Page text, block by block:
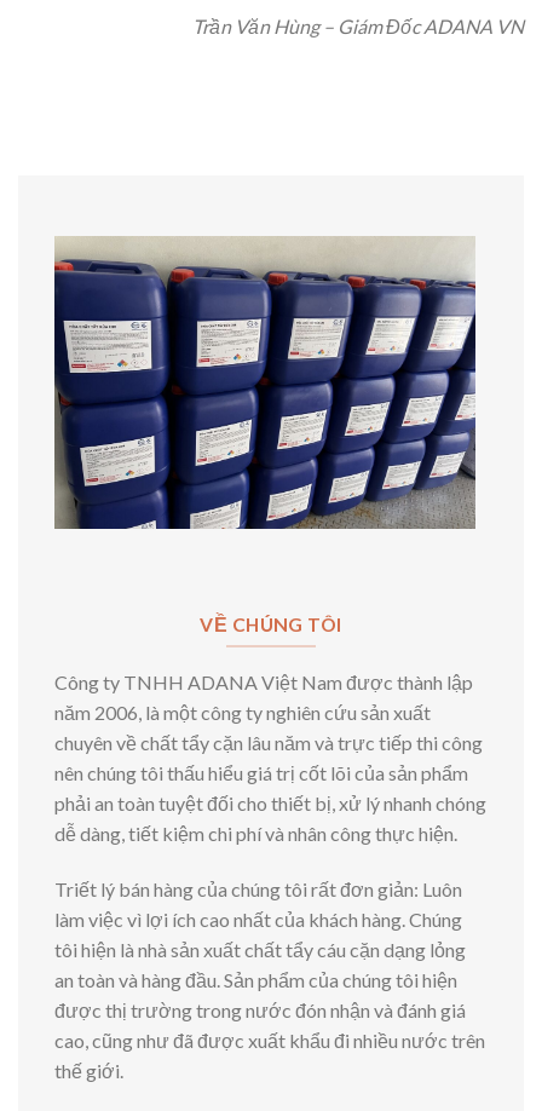
Trần Văn Hùng – Giám Đốc ADANA VN
VỀ CHÚNG TÔI
Công ty TNHH ADANA Việt Nam được thành lập
năm 2006, là một công ty nghiên cứu sản xuất
chuyên về chất tẩy cặn lâu năm và trực tiếp thi công
nên chúng tôi thấu hiểu giá trị cốt lõi của sản phẩm
phải an toàn tuyệt đối cho thiết bị, xử lý nhanh chóng
dễ dàng, tiết kiệm chi phí và nhân công thực hiện.
Triết lý bán hàng của chúng tôi rất đơn giản: Luôn
làm việc vì lợi ích cao nhất của khách hàng. Chúng
tôi hiện là nhà sản xuất chất tẩy cáu cặn dạng lỏng
an toàn và hàng đầu. Sản phẩm của chúng tôi hiện
được thị trường trong nước đón nhận và đánh giá
cao, cũng như đã được xuất khẩu đi nhiều nước trên
thế giới.